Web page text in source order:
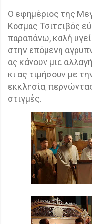
Ο εφημέριος της
Κοσμάς Τσιτσιβός
παραπάνω, καλή
στην επόμενη
ας κάνουν μια
κι ας τιμήσουν με
εκκλησία,
στιγμές.